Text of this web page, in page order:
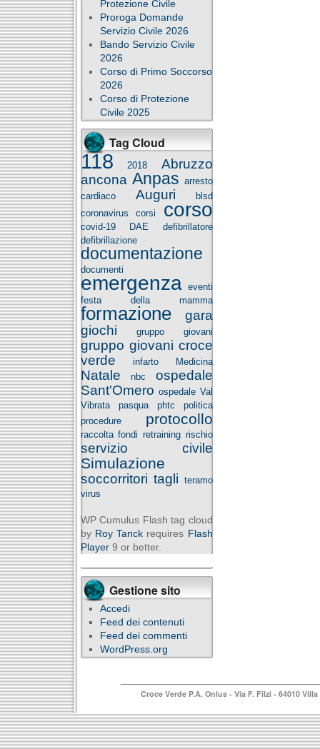
Protezione Civile
Proroga Domande
Servizio Civile 2026
Bando Servizio Civile
2026
Corso di Primo Soccorso
2026
Corso di Protezione
Civile 2025
Tag Cloud
118 2018
Abruzzo
ancona Anpas arresto
cardiaco
Auguri
blsd
coronavirus
corsi corso
covid-19 DAE
defibrillatore
defibrillazione
documentazione
documenti
emergenza eventi
festa della mamma
formazione
gara
giochi
gruppo giovani
gruppo giovani croce
verde
infarto Medicina
Natale nbc
ospedale
Sant'Omero ospedale Val
Vibrata
pasqua phtc
politica
procedure
protocollo
raccolta fondi retraining rischio
servizio civile
Simulazione
soccorritori tagli teramo
virus
WP Cumulus Flash tag cloud
by Roy Tanck requires Flash
Player9 or better.
Gestione sito
Accedi
Feed dei contenuti
Feed dei commenti
WordPress.org
Croce Verde P.A. Onlus - Via F. Filzi - 64010